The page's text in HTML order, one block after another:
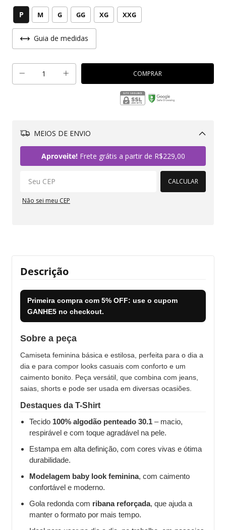
P M G GG XG XXG
Guia de medidas
MEIOS DE ENVIO
Aproveite!Frete grátis a partir de R$229,00
CALCULAR
Não sei meu CEP
Descrição
Primeira compra com 5% OFF: use o cupom
GANHE5 no checkout.
Sobre a peça
Camiseta feminina básica e estilosa, perfeita para o dia a
dia e para compor looks casuais com conforto e um
caimento bonito. Peça versátil, que combina com jeans,
saias, shorts e pode ser usada em diversas ocasiões.
Destaques da T-Shirt
Tecido 100% algodão penteado 30.1 – macio,
respirável e com toque agradável na pele.
Estampa em alta definição, com cores vivas e ótima
durabilidade.
Modelagem baby look feminina, com caimento
confortável e moderno.
Gola redonda com ribana reforçada, que ajuda a
manter o formato por mais tempo.